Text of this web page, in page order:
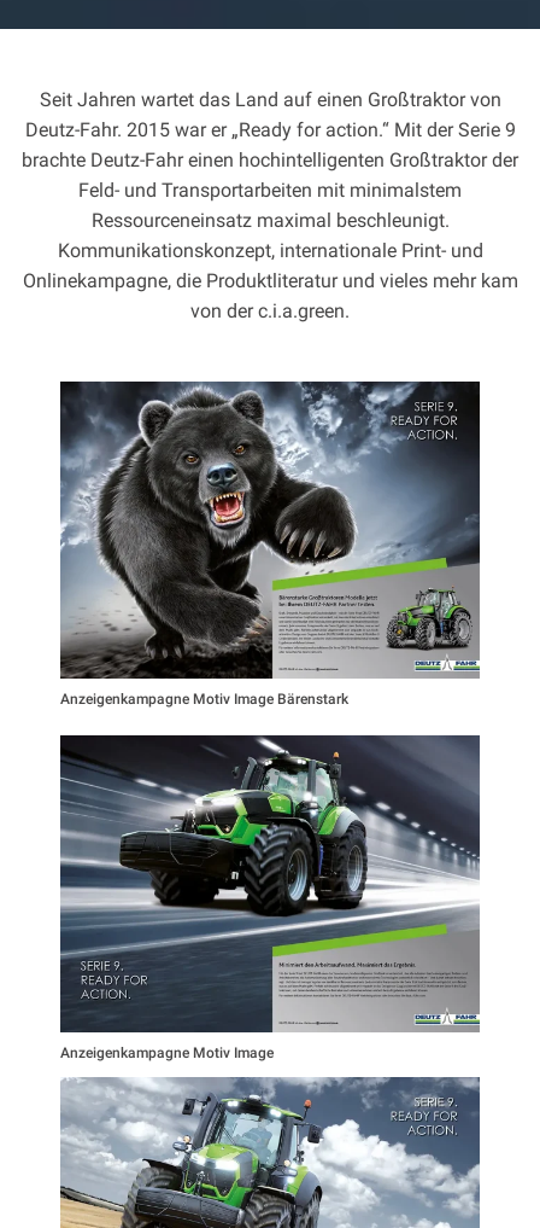
Seit Jahren wartet das Land auf einen Großtraktor von
Deutz-Fahr. 2015 war er „Ready for action.“ Mit der Serie 9
brachte Deutz-Fahr einen hochintelligenten Großtraktor der
Feld- und Transportarbeiten mit minimalstem
Ressourceneinsatz maximal beschleunigt.
Kommunikationskonzept, internationale Print- und
Onlinekampagne, die Produktliteratur und vieles mehr kam
von der c.i.a.green.
Anzeigenkampagne Motiv Image Bärenstark
Anzeigenkampagne Motiv Image